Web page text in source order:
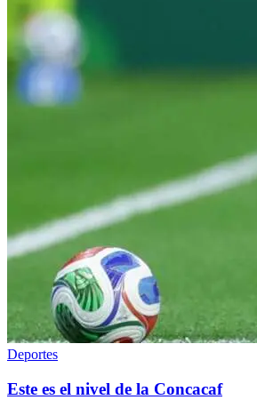
Deportes
Este es el nivel de la Concacaf